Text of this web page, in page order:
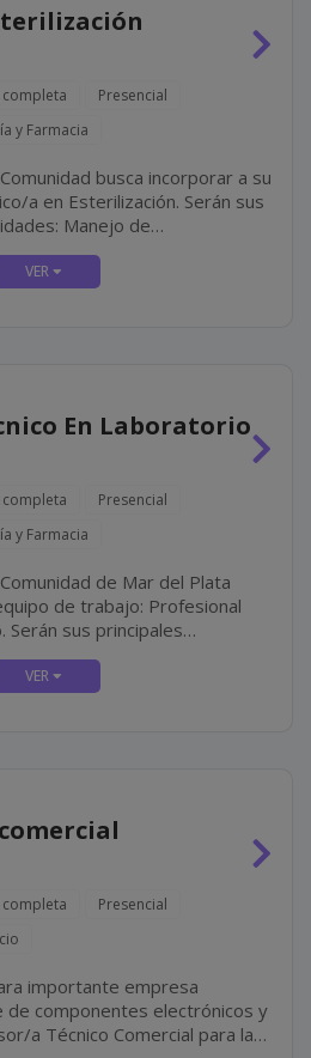
completa
Presencial
y Farmacia
busca incorporar a su
Esterilización. Serán sus
Manejo de
y ****, realizando las
durante la jornada y el
En Laboratorio
completa
Presencial
y Farmacia
de Mar del Plata
de trabajo: Profesional
en la realización de
bajo la supervisión del...
completa
Presencial
importante empresa
de componentes electrónicos y
a Técnico Comercial para la